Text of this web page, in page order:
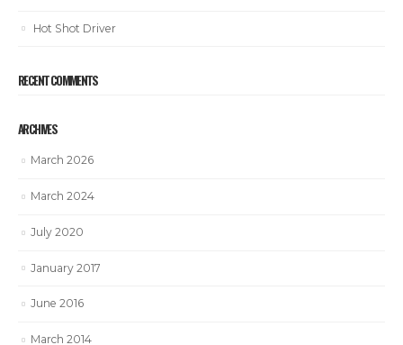
Hot Shot Driver
RECENT COMMENTS
ARCHIVES
March 2026
March 2024
July 2020
January 2017
June 2016
March 2014